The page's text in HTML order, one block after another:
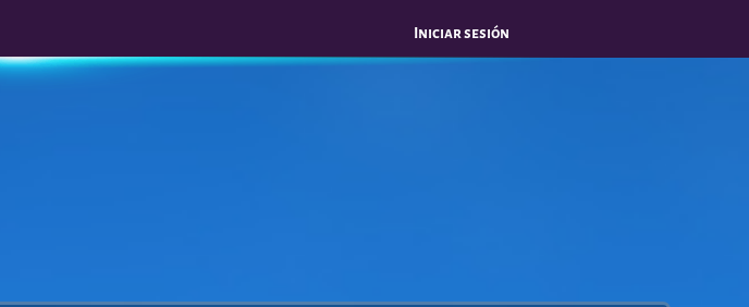
Iniciar sesión